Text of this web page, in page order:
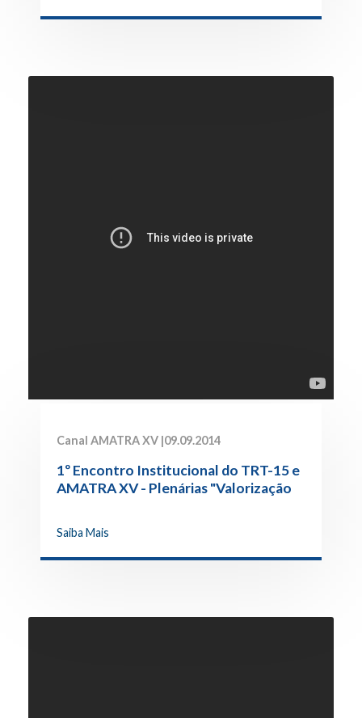
Canal AMATRA XV |09.09.2014
1º Encontro Institucional do TRT-15 e
AMATRA XV - Plenárias "Valorização
Pessoal"
Saiba Mais